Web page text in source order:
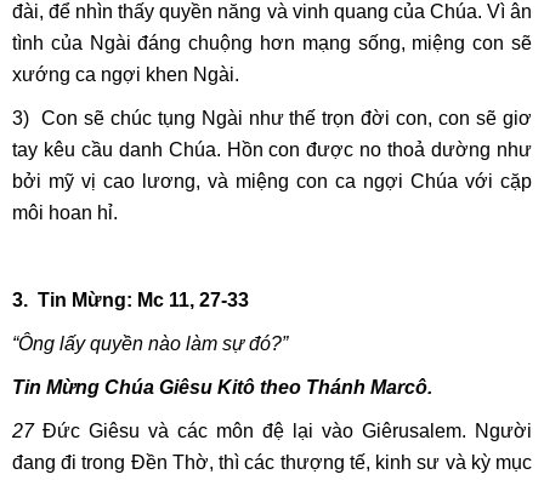
đài, để nhìn thấy quyền năng và vinh quang của Chúa. Vì ân
tình của Ngài đáng chuộng hơn mạng sống, miệng con sẽ
xướng ca ngợi khen Ngài.
3) Con sẽ chúc tụng Ngài như thế trọn đời con, con sẽ giơ
tay kêu cầu danh Chúa. Hồn con được no thoả dường như
bởi mỹ vị cao lương, và miệng con ca ngợi Chúa với cặp
môi hoan hỉ.
3. Tin Mừng: Mc 11, 27-33
“Ông lấy quyền nào làm sự đó?”
Tin Mừng Chúa Giêsu Kitô theo Thánh Marcô.
27 Đức Giêsu và các môn đệ lại vào Giêrusalem. Người
đang đi trong Đền Thờ, thì các thượng tế, kinh sư và kỳ mục